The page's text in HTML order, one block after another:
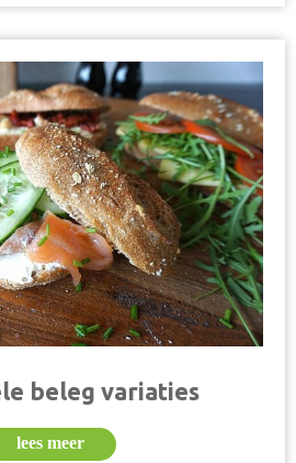
beleg variaties
lees meer